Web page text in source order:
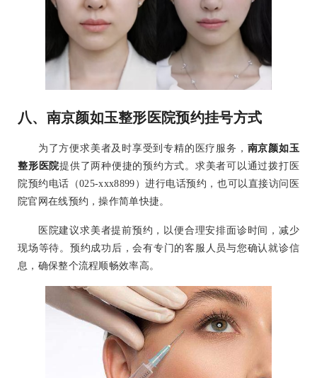
八、南京颜如玉整形医院预约挂号方式
为了方便求美者及时享受到专精的医疗服务， 南京颜如玉
整形医院提供了两种便捷的预约方式。求美者可以通过拨打医
院预约电话（025-xxx8899）进行电话预约，也可以直接访问医
院官网在线预约，操作简单快捷。
医院建议求美者提前预约，以便合理安排面诊时间，减少
现场等待。预约成功后，会有专门的客服人员与您确认就诊信
息，确保整个流程顺畅效率高。